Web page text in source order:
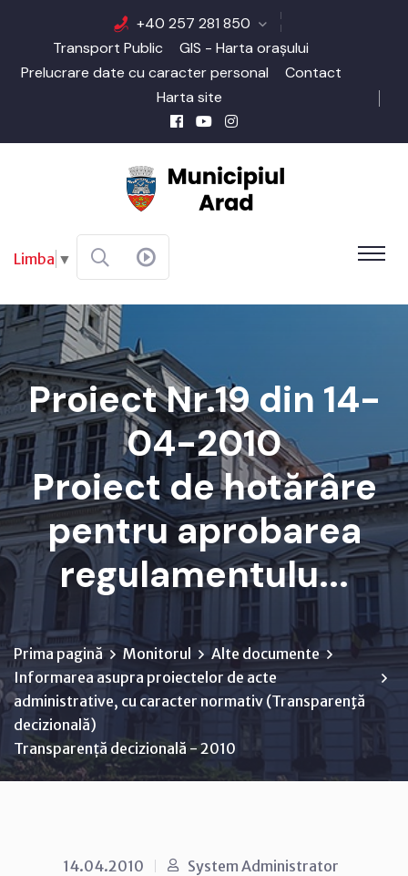
+40 257 281 850
Transport Public
GIS - Harta orașului
Prelucrare date cu caracter personal
Contact
Harta site
Limba ▼
Proiect Nr.19 din 14-
04-2010
Proiect de hotărâre
pentru aprobarea
regulamentulu...
Prima pagină Monitorul
Alte documente
Informarea asupra proiectelor de acte
administrative, cu caracter normativ (Transparenţă
decizională)
Transparență decizională - 2010
14.04.2010 System Administrator